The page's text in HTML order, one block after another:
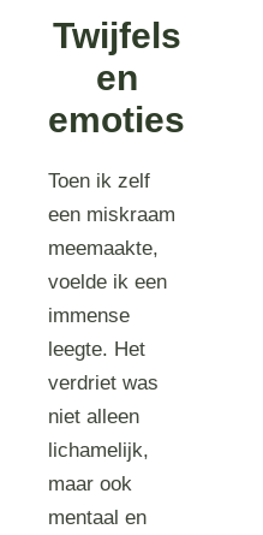
Twijfels
en
emoties
Toen ik zelf
een miskraam
meemaakte,
voelde ik een
immense
leegte. Het
verdriet was
niet alleen
lichamelijk,
maar ook
mentaal en